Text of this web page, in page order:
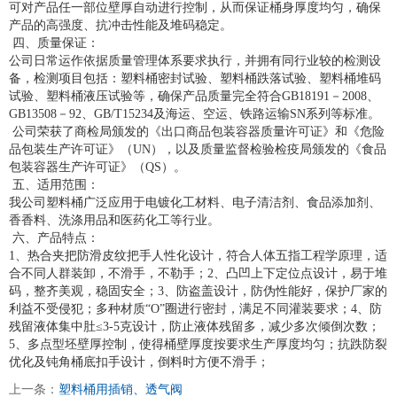
可对产品任一部位壁厚自动进行控制，从而保证桶身厚度均匀，确保
产品的高强度、抗冲击性能及堆码稳定。
四、质量保证：
公司日常运作依据质量管理体系要求执行，并拥有同行业较的检测设
备，检测项目包括：塑料桶密封试验、塑料桶跌落试验、塑料桶堆码
试验、塑料桶液压试验等，确保产品质量完全符合GB18191－2008、
GB13508－92、GB/T15234及海运、空运、铁路运输SN系列等标准。
公司荣获了商检局颁发的《出口商品包装容器质量许可证》和《危险
品包装生产许可证》（UN），以及质量监督检验检疫局颁发的《食品
包装容器生产许可证》（QS）。
五、适用范围：
我公司塑料桶广泛应用于电镀化工材料、电子清洁剂、食品添加剂、
香香料、洗涤用品和医药化工等行业。
六、产品特点：
1、热合夹把防滑皮纹把手人性化设计，符合人体五指工程学原理，适
合不同人群装卸，不滑手，不勒手；2、凸凹上下定位点设计，易于堆
码，整齐美观，稳固安全；3、防盗盖设计，防伪性能好，保护厂家的
利益不受侵犯；多种材质“O”圈进行密封，满足不同灌装要求；4、防
残留液体集中肚≤3-5克设计，防止液体残留多，减少多次倾倒次数；
5、多点型坯壁厚控制，使得桶壁厚度按要求生产厚度均匀；抗跌防裂
优化及钝角桶底扣手设计，倒料时方便不滑手；
上一条： 塑料桶用插销、透气阀